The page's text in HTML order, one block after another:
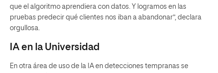
que el algoritmo aprendiera con datos. Y logramos en las
pruebas predecir qué clientes nos iban a abandonar”, declara
orgullosa.
IA en la Universidad
En otra área de uso de la IA en detecciones tempranas se